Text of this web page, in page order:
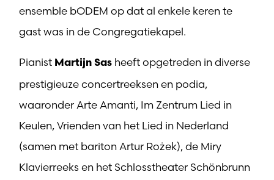
ensemble bODEM op dat al enkele keren te
gast was in de Congregatiekapel.
Pianist Martijn Sas heeft opgetreden in diverse
prestigieuze concertreeksen en podia,
waaronder Arte Amanti, Im Zentrum Lied in
Keulen, Vrienden van het Lied in Nederland
(samen met bariton Artur Rożek), de Miry
Klavierreeks en het Schlosstheater Schönbrunn